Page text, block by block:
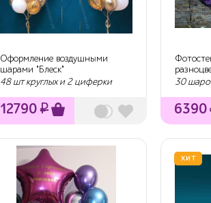
Оформление воздушными
шарами "Блеск"
48 шт круглых и 2 циферки
12790₽
30
6390
ХИТ